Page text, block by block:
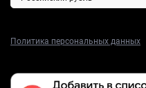
Политика персональных данных